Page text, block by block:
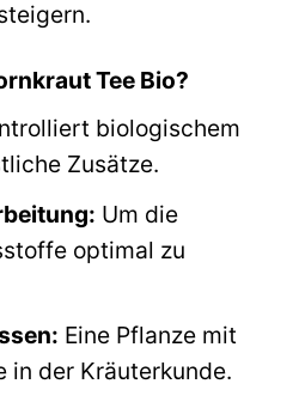
Tee Bio?
biologischem
Zusätze.
Um die
optimal zu
Eine Pflanze mit
in der Kräuterkunde.